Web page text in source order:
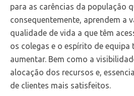
para as carências da população
consequentemente, aprendem a
qualidade de vida a que têm
os colegas e o espírito de equipa
aumentar. Bem como a
alocação dos recursos e,
de clientes mais satisfeitos.